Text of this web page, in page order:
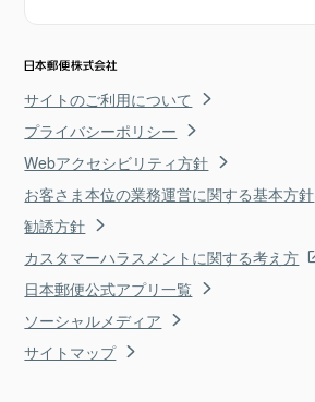
サイトのご利用について
プライバシーポリシー
Webアクセシビリティ方針
お客さま本位の業務運営に関する基本方針
勧誘方針
カスタマーハラスメントに関する考え方
日本郵便公式アプリ一覧
ソーシャルメディア
サイトマップ